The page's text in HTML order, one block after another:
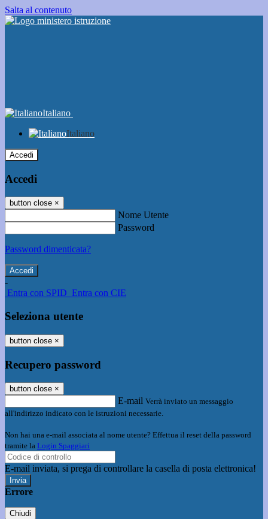
Salta al contenuto
Italiano
Italiano
Accedi
Accedi
button close ×
Nome Utente
Password
Password dimenticata?
-
Entra con SPID Entra con CIE
Seleziona utente
button close ×
Recupero password
button close ×
E-mail Verrà inviato un messaggio
all'indirizzo indicato con le istruzioni necessarie.
Non hai una e-mail associata al nome utente? Effettua il reset della password
tramite la Login Spaggiari
E-mail inviata, si prega di controllare la casella di posta elettronica!
Errore
Chiudi